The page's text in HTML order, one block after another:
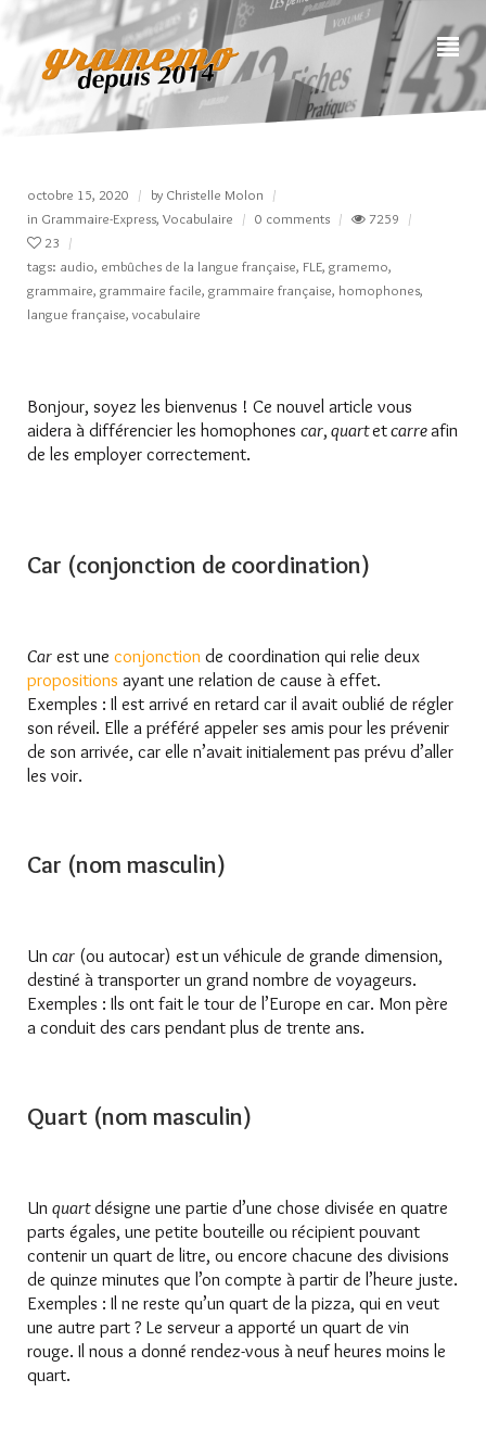
octobre 15, 2020 by Christelle Molon
in Grammaire-Express, Vocabulaire 0 comments
7259
23
tags: audio, embûches de la langue française, FLE, gramemo,
grammaire, grammaire facile, grammaire française, homophones,
langue française,vocabulaire
Bonjour, soyez les bienvenus ! Ce nouvel article vous
aidera à différencier les homophones car, quartetcarreafin
de les employer correctement.
Car (conjonction de coordination)
Car est une conjonction de coordination qui relie deux
propositions ayant une relation de cause à effet.
Exemples : Il est arrivé en retard car il avait oublié de régler
son réveil. Elle a préféré appeler ses amis pour les prévenir
de son arrivée, car elle n’avait initialement pas prévu d’aller
les voir.
Car (nom masculin)
Un car (ou autocar) estun véhicule de grande dimension,
destiné à transporter un grand nombre de voyageurs.
Exemples : Ils ont fait le tour de l’Europe en car. Mon père
a conduit des cars pendant plus de trente ans.
Quart (nom masculin)
Un quartdésigne une partie d’une chose divisée en quatre
parts égales, une petite bouteille ou récipient pouvant
contenir un quart de litre, ou encore chacune des divisions
de quinze minutes que l’on compte à partir de l’heure juste.
Exemples : Il ne reste qu’un quart de la pizza, qui en veut
une autre part ? Le serveur a apporté un quart de vin
rouge. Il nous a donné rendez-vous à neuf heures moins le
quart.